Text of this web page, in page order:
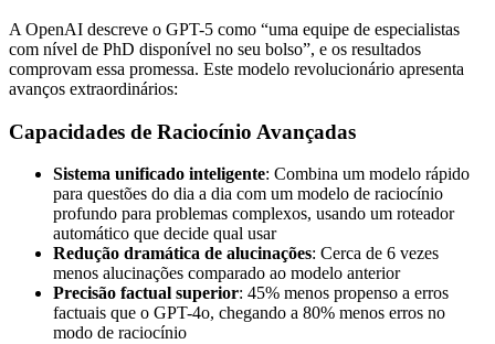
A OpenAI descreve o GPT-5 como “uma equipe de especialistas
com nível de PhD disponível no seu bolso”, e os resultados
comprovam essa promessa. Este modelo revolucionário apresenta
avanços extraordinários:
Capacidades de Raciocínio Avançadas
Sistema unificado inteligente: Combina um modelo rápido
para questões do dia a dia com um modelo de raciocínio
profundo para problemas complexos, usando um roteador
automático que decide qual usar
Redução dramática de alucinações: Cerca de 6 vezes
menos alucinações comparado ao modelo anterior
Precisão factual superior: 45% menos propenso a erros
factuais que o GPT-4o, chegando a 80% menos erros no
modo de raciocínio